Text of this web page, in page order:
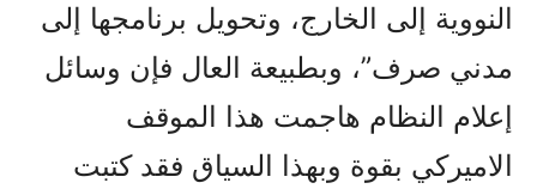
النووية إلى الخارج، وتحويل برنامجها إلى
مدني صرف”، وبطبيعة العال فإن وسائل
إعلام النظام هاجمت هذا الموقف
الاميرکي بقوة وبهذا السياق فقد کتبت